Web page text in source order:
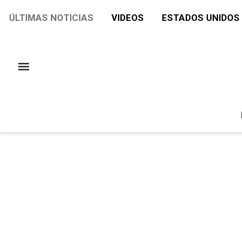
ÚLTIMAS NOTICIAS VIDEOS ESTADOS UNIDOS